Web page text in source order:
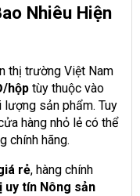
Nhiêu Hiện
thị trường Việt Nam
hộp tùy thuộc vào
sản phẩm. Tuy
hàng nhỏ lẻ có thể
chính hãng.
rẻ, hàng chính
uy tín Nông sản